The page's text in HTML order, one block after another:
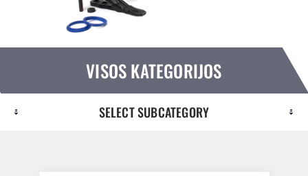
VISOS KATEGORIJOS
SELECT SUBCATEGORY